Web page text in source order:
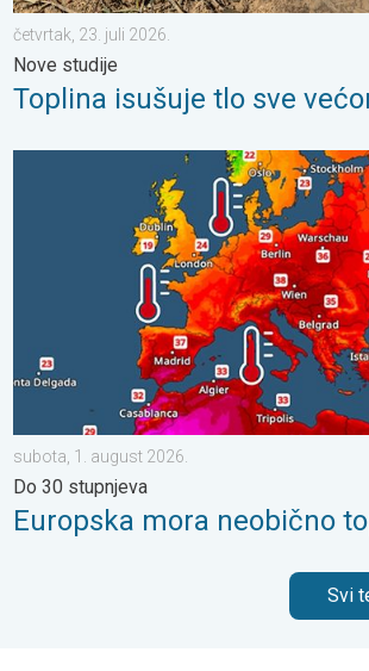
četvrtak, 23. juli 2026.
Nove studije
Toplina isušuje tlo sve
Europska mora neobično topla. Do 30
subota, 1. august 2026.
Do 30 stupnjeva
Europska mora neobično
Svi